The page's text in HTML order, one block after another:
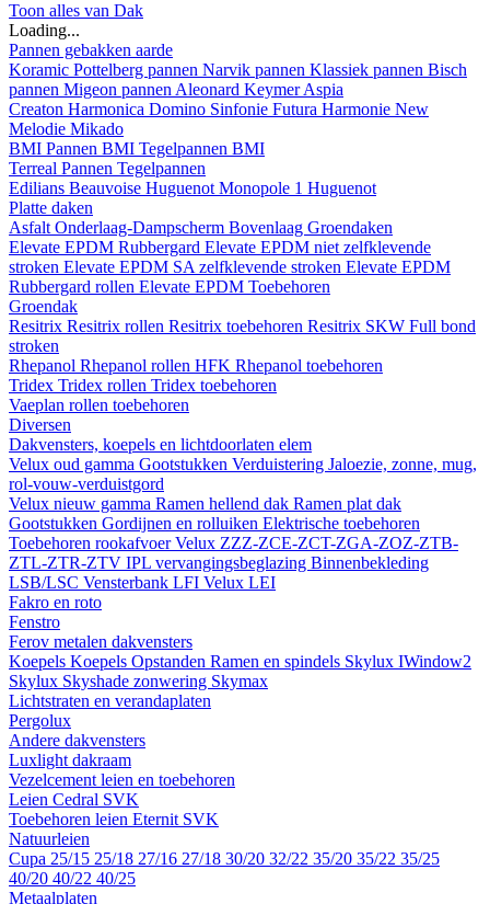
Toon alles van Dak
Loading...
Pannen gebakken aarde
Koramic Pottelberg pannen Narvik pannen Klassiek pannen Bisch
pannen Migeon pannen Aleonard KeymerAspia
Creaton Harmonica Domino Sinfonie Futura Harmonie New
Melodie Mikado
BMI Pannen BMI Tegelpannen BMI
Terreal Pannen Tegelpannen
Edilians Beauvoise Huguenot Monopole 1 Huguenot
Platte daken
Asfalt Onderlaag-Dampscherm Bovenlaag Groendaken
Elevate EPDM Rubbergard Elevate EPDM niet zelfklevende
stroken Elevate EPDM SA zelfklevende stroken Elevate EPDM
Rubbergard rollen Elevate EPDM Toebehoren
Groendak
Resitrix Resitrix rollen Resitrix toebehoren Resitrix SKW Full bond
stroken
Rhepanol Rhepanol rollen HFK Rhepanol toebehoren
Tridex Tridex rollen Tridex toebehoren
Vaeplan rollen toebehoren
Diversen
Dakvensters, koepels en lichtdoorlaten elem
Velux oud gamma Gootstukken Verduistering Jaloezie, zonne, mug,
rol-vouw-verduistgord
Velux nieuw gamma Ramen hellend dak Ramen plat dak
Gootstukken Gordijnen en rolluiken Elektrische toebehoren
Toebehoren rookafvoerVelux ZZZ-ZCE-ZCT-ZGA-ZOZ-ZTB-
ZTL-ZTR-ZTV IPL vervangingsbeglazing Binnenbekleding
LSB/LSC Vensterbank LFI Velux LEI
Fakro en roto
Fenstro
Ferov metalen dakvensters
Koepels Koepels Opstanden Ramen en spindels Skylux IWindow2
Skylux Skyshade zonwering Skymax
Lichtstraten en verandaplaten
Pergolux
Andere dakvensters
Luxlight dakraam
Vezelcement leien en toebehoren
Leien Cedral SVK
Toebehoren leien Eternit SVK
Natuurleien
Cupa 25/15 25/18 27/16 27/18 30/20 32/22 35/20 35/22 35/25
40/20 40/22 40/25
Metaalplaten